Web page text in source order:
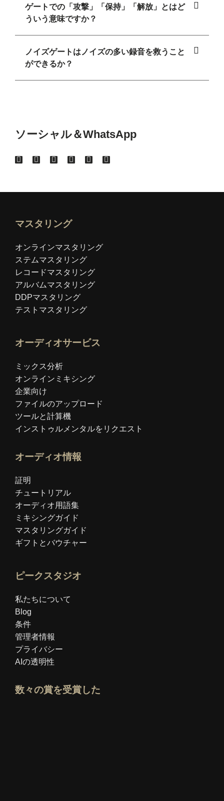
ゲートでの「攻撃」「保持」「解放」とはど
ういう意味ですか？
ノイズゲートはノイズの多い録音を救うこと
ができるか？
ソーシャル＆WhatsApp
マスタリング
オンラインマスタリング
ステムマスタリング
レコードマスタリング
アルバムマスタリング
DDPマスタリング
テストマスタリング
オーディオサービス
ミックス分析
オンラインミキシング
企業向け
ファイルのアップロード
ツールと計算機
インストゥルメンタルをリクエスト
オーディオ情報
証明
チュートリアル
オーディオ用語集
ミキシングガイド
マスタリングガイド
ギフトとバウチャー
ピークスタジオ
私たちについて
Blog
条件
管理者情報
プライバシー
AIの透明性
数々の賞を受賞した